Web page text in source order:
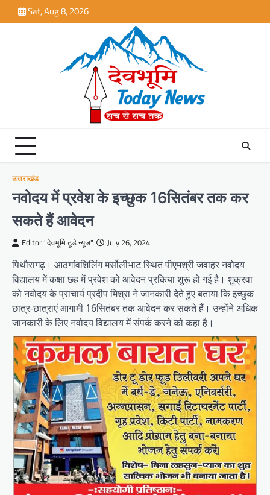
to
Sat, Aug 8, 2026
उत्तराखंड
नवोदय में प्रवेश के इच्छुक 16सितंबर तक कर
सकते हैं आवेदन
Editor "देवभूमि टूडे न्यूज" July 26, 2024
पिथौरागढ़। आठगांवशिलिंग मर्सोलीभाट स्थित पीएमश्री जवाहर नवोदय
विद्यालय में कक्षा छह में प्रवेश को आवेदन प्रकिया शुरू हो गई है। शुक्रवा
को नवोदय के प्राचार्य प्रदीप मिश्रा ने जानकारी देते हुए बताया कि इच्छुक
छात्र-छात्राएं आगामी 16सितंबर तक आवेदन कर सकते हैं। उन्होंने अधिक
जानकारी के लिए नवोदय विद्यालय में संपर्क करने को कहा है।